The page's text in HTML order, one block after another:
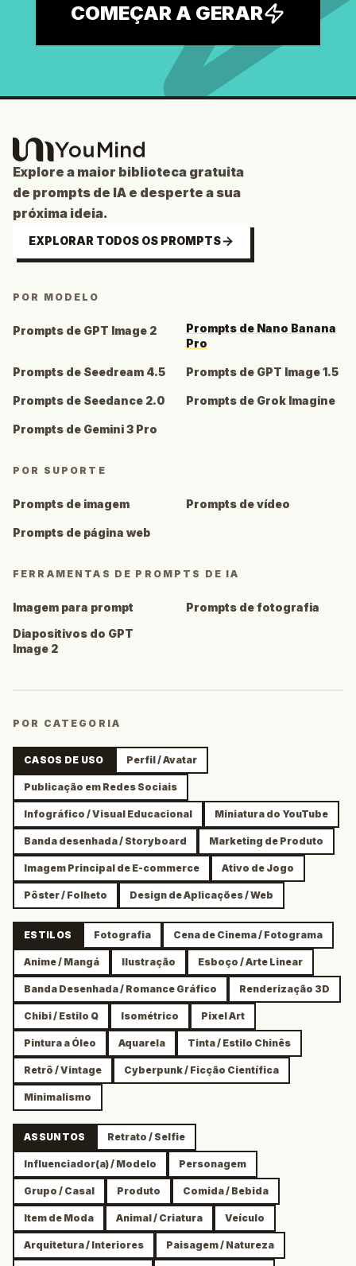
COMEÇAR A GERAR
Explore a maior biblioteca gratuita
de prompts de IA e desperte a sua
próxima ideia.
EXPLORAR TODOS OS PROMPTS
POR MODELO
Prompts de GPT Image 2
Prompts de Nano Banana
Pro
Prompts de Seedream 4.5 Prompts de GPT Image 1.5
Prompts de Seedance 2.0 Prompts de Grok Imagine
Prompts de Gemini 3 Pro
POR SUPORTE
Prompts de imagem Prompts de vídeo
Prompts de página web
FERRAMENTAS DE PROMPTS DE IA
Imagem para prompt
Prompts de fotografia
Diapositivos do GPT
Image 2
POR CATEGORIA
CASOS DE USO Perfil / Avatar
Publicação em Redes Sociais
Infográfico / Visual Educacional Miniatura do YouTube
Banda desenhada / Storyboard Marketing de Produto
Imagem Principal de E-commerce Ativo de Jogo
Pôster / Folheto Design de Aplicações / Web
ESTILOS Fotografia Cena de Cinema / Fotograma
Anime / Mangá Ilustração Esboço / Arte Linear
Banda Desenhada / Romance Gráfico Renderização 3D
Chibi / Estilo Q Isométrico Pixel Art
Pintura a Óleo Aquarela Tinta / Estilo Chinês
Retrô / Vintage Cyberpunk / Ficção Científica
Minimalismo
ASSUNTOS Retrato / Selfie
Influenciador(a) / Modelo Personagem
Grupo / Casal Produto Comida / Bebida
Item de Moda Animal / Criatura Veículo
Arquitetura / Interiores Paisagem / Natureza